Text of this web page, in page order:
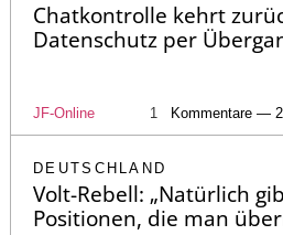
Chatkontrolle kehrt
Datenschutz per
JF-Online 1 Kommentare —
DEUTSCHLAND
Volt-Rebell: „Natürlich
Positionen, die man